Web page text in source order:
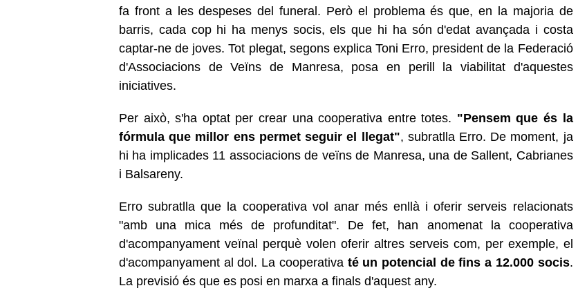
fa front a les despeses del funeral. Però el problema és que, en la majoria de
barris, cada cop hi ha menys socis, els que hi ha són d'edat avançada i costa
captar-ne de joves. Tot plegat, segons explica Toni Erro, president de la Federació
d'Associacions de Veïns de Manresa, posa en perill la viabilitat d'aquestes
iniciatives.
Per això, s'ha optat per crear una cooperativa entre totes. "Pensem que és la
fórmula que millor ens permet seguir el llegat", subratlla Erro. De moment, ja
hi ha implicades 11 associacions de veïns de Manresa, una de Sallent, Cabrianes
i Balsareny.
Erro subratlla que la cooperativa vol anar més enllà i oferir serveis relacionats
"amb una mica més de profunditat". De fet, han anomenat la cooperativa
d'acompanyament veïnal perquè volen oferir altres serveis com, per exemple, el
d'acompanyament al dol. La cooperativa té un potencial de fins a 12.000 socis.
La previsió és que es posi en marxa a finals d'aquest any.